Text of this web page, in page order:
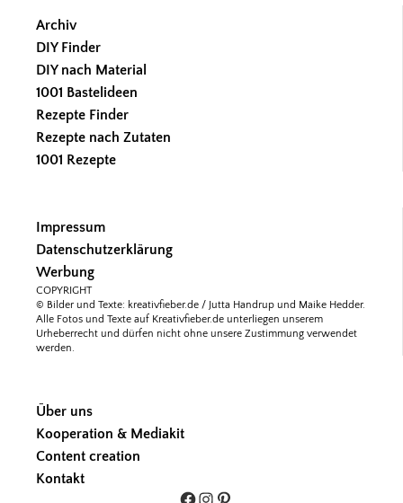
Archiv
DIY Finder
DIY nach Material
1001 Bastelideen
Rezepte Finder
Rezepte nach Zutaten
1001 Rezepte
Impressum
Datenschutzerklärung
Werbung
COPYRIGHT
© Bilder und Texte: kreativfieber.de / Jutta Handrup und Maike Hedder.
Alle Fotos und Texte auf Kreativfieber.de unterliegen unserem
Urheberrecht und dürfen nicht ohne unsere Zustimmung verwendet
werden.
Über uns
Kooperation & Mediakit
Content creation
Kontakt
Facebook
Instagram
Pinterest